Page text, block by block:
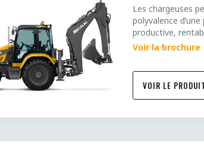
Les chargeuses
polyvalence
productive,
Voir la brochure
VOIR LE PRODUIT